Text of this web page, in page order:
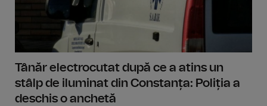
Tânăr electrocutat după ce a atins un
stâlp de iluminat din Constanța: Poliția a
deschis o anchetă